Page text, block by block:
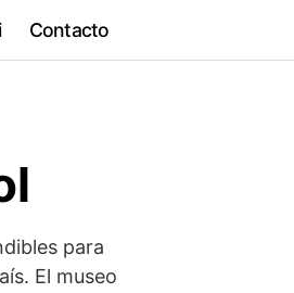
Contacto
para
El museo